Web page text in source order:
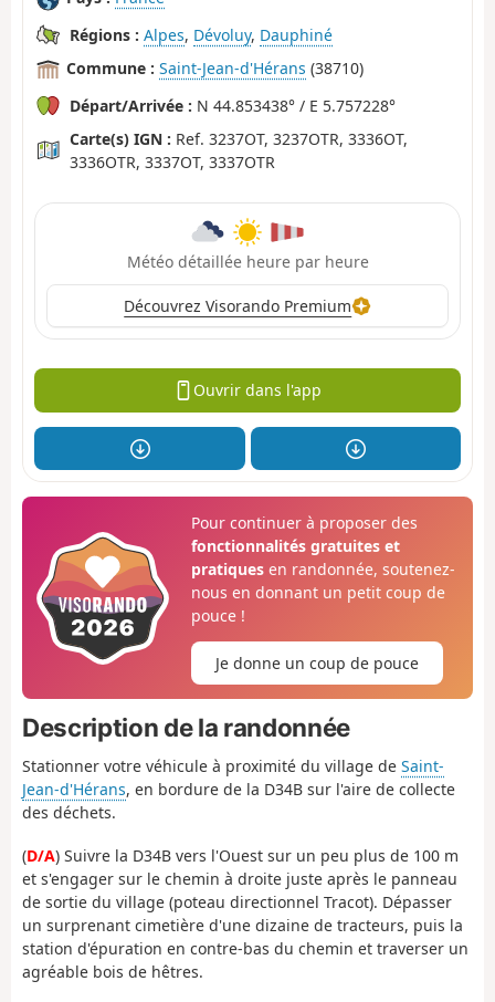
Régions : Alpes, Dévoluy, Dauphiné
Commune : Saint-Jean-d'Hérans (38710)
Départ/Arrivée : N 44.853438° / E 5.757228°
Carte(s) IGN : Ref. 3237OT, 3237OTR, 3336OT,
3336OTR, 3337OT, 3337OTR
Météo détaillée heure par heure
Découvrez Visorando Premium
Ouvrir dans l'app
Pour continuer à proposer des
fonctionnalités gratuites et
pratiquesen randonnée, soutenez-
nous en donnant un petit coup de
pouce !
Je donne un coup de pouce
Description de la randonnée
Stationner votre véhicule à proximité du village de Saint-
Jean-d'Hérans, en bordure de la D34B sur l'aire de collecte
des déchets.
(D/A) Suivre la D34B vers l'Ouest sur un peu plus de 100 m
et s'engager sur le chemin à droite juste après le panneau
de sortie du village (poteau directionnel Tracot). Dépasser
un surprenant cimetière d'une dizaine de tracteurs, puis la
station d'épuration en contre-bas du chemin et traverser un
agréable bois de hêtres.